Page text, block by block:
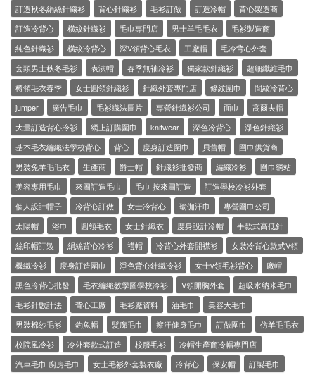
訂造秋冬絹絲針織衫
背心針織衫 毛衫訂做 訂造冷帽
背心製造商
訂造冷背心
橫紋針織衫 毛巾專門店 男士羊毛毛衣
毛衫製造商
純色針織衫
橫紋冷背心 深V領背心毛衣 工廠帽
毛冷背心外套
套頭男士秋冬毛衫
表演帽 春季無袖冷衫 獨家款針織衫
超細纖維毛巾
樽領毛衣春季
女士圓領針織衫 針織外套專門店 條紋圍巾
間紋冷背心
jumper
廣告毛巾 毛衫織法圖片 專營針織衫公司 面巾
高爾夫帽
大量訂造背心冷衫
網上訂購圍巾 knitwear 深色冷背心
淨色針織衫
基本毛衣編織法學校背心
背心 度身訂造圍巾 貝蕾帽
圍巾供貨商
男裝兔羊毛毛衣
生產商 爵士帽 針織衫批發商 編織冷衫
圍巾網站
美容專用毛巾
來圖訂造毛巾 毛巾 按來圖訂造
訂造學校冷衫外套
個人設計帽子
冷背心訂做 女士冷背心 瑜伽汗巾
專營圍巾公司
太陽帽
浴巾 圓領毛衣 女士針織衣 度身設計冷帽
手款式高低針
絲印帽訂製
絹絲背心冷衫 禮帽 冷背心外套開襟衫
女裝冷背心款式V領
機織冷衫
度身訂造圍巾 淨色背心針織冷衫 女士v領毛衫背心
廠帽
黑色冷背心批發
毛衣編織教學圖學校冷衫 V領開胸外套
超吸水納米毛巾
毛衫針數計法
背心工廠 毛衫廠資料 油毛巾
美容大毛巾
男裝棉紗毛衫
釣魚帽 髮廊毛巾 擦汗健身毛巾 訂做圍巾
仿羊毛毛衣
校院風冷衫
冷外套款式訂造 校服毛衫
冷帽生產商冷帽專門店
汽車毛巾 廚房毛巾
女士毛衫外套製衣廠 冷背心 保安帽
訂製毛巾